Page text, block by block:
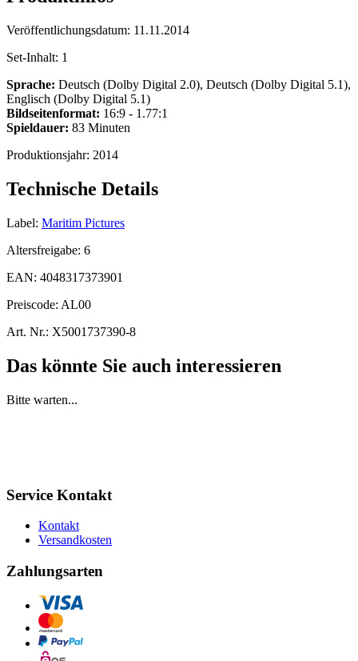
Veröffentlichungsdatum: 11.11.2014
Set-Inhalt: 1
Sprache: Deutsch (Dolby Digital 2.0), Deutsch (Dolby Digital 5.1),
Englisch (Dolby Digital 5.1)
Bildseitenformat: 16:9 - 1.77:1
Spieldauer: 83 Minuten
Produktionsjahr: 2014
Technische Details
Label: Maritim Pictures
Altersfreigabe: 6
EAN: 4048317373901
Preiscode: AL00
Art. Nr.: X5001737390-8
Das könnte Sie auch interessieren
Bitte warten...
Service Kontakt
Kontakt
Versandkosten
Zahlungsarten